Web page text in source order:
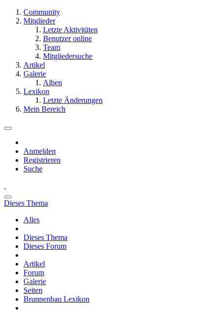
Community
Mitglieder
Letzte Aktivitäten
Benutzer online
Team
Mitgliedersuche
Artikel
Galerie
Alben
Lexikon
Letzte Änderungen
Mein Bereich
Anmelden
Registrieren
Suche
Dieses Thema
Alles
Dieses Thema
Dieses Forum
Artikel
Forum
Galerie
Seiten
Brunnenbau Lexikon